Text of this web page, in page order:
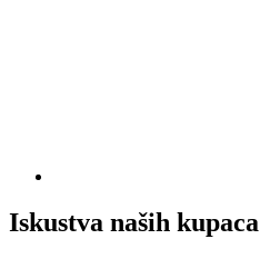
Iskustva naših kupaca